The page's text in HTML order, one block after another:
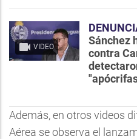
VIDEO
Sánchez
contra
Además, en otros videos
Aérea se observa el